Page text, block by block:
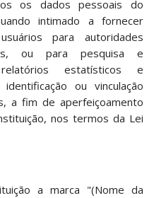
os dados pessoais do
intimado a fornecer
para autoridades
ou para pesquisa e
estatísticos e
ou vinculação
a fim de aperfeiçoamento
nos termos da Lei
a marca "(Nome da